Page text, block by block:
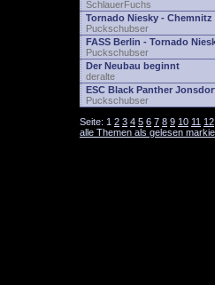
SchlauerFuchs
Tornado Niesky - Chemnitz
Puckschubser
FASS Berlin - Tornado
Puckschubser
Der Neubau beginnt
deralte
ESC Black Panther
Puckschubser
Seite: 1 2 3 4 5 6 7 8 9 10 11 12
alle Themen als gelesen